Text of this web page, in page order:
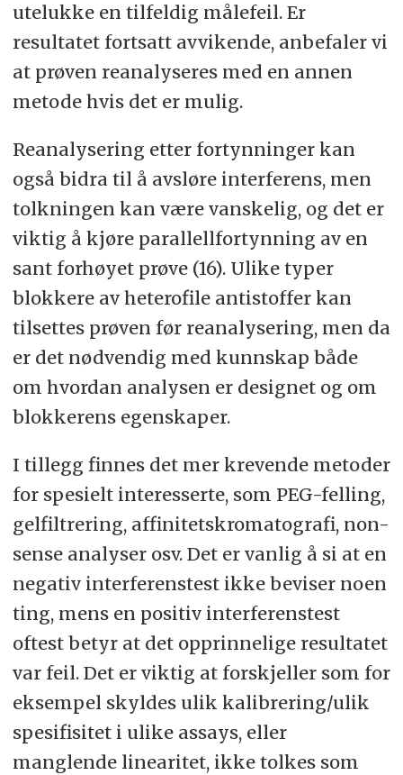
utelukke en tilfeldig målefeil. Er
resultatet fortsatt avvikende, anbefaler vi
at prøven reanalyseres med en annen
metode hvis det er mulig.
Reanalysering etter fortynninger kan
også bidra til å avsløre interferens, men
tolkningen kan være vanskelig, og det er
viktig å kjøre parallellfortynning av en
sant forhøyet prøve (16). Ulike typer
blokkere av heterofile antistoffer kan
tilsettes prøven før reanalysering, men da
er det nødvendig med kunnskap både
om hvordan analysen er designet og om
blokkerens egenskaper.
I tillegg finnes det mer krevende metoder
for spesielt interesserte, som PEG-felling,
gelfiltrering, affinitetskromatografi, non-
sense analyser osv. Det er vanlig å si at en
negativ interferenstest ikke beviser noen
ting, mens en positiv interferenstest
oftest betyr at det opprinnelige resultatet
var feil. Det er viktig at forskjeller som for
eksempel skyldes ulik kalibrering/ulik
spesifisitet i ulike assays, eller
manglende linearitet, ikke tolkes som